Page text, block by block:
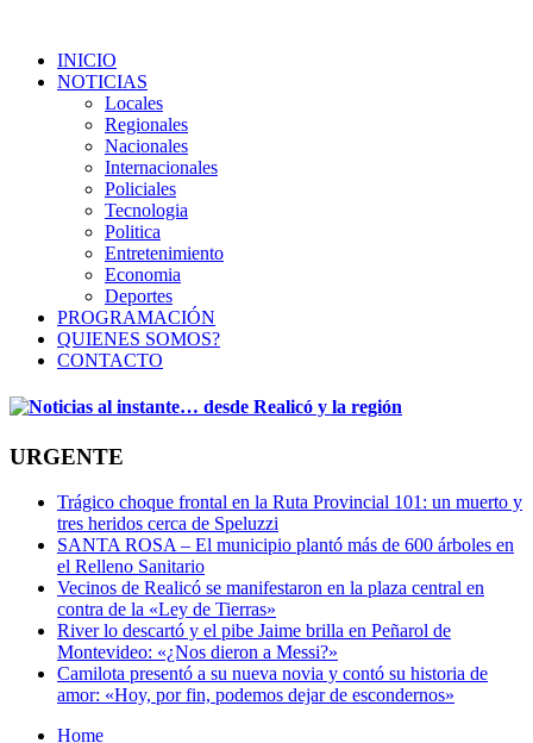
INICIO
NOTICIAS
Locales
Regionales
Nacionales
Internacionales
Policiales
Tecnologia
Politica
Entretenimiento
Economia
Deportes
PROGRAMACIÓN
QUIENES SOMOS?
CONTACTO
URGENTE
Trágico choque frontal en la Ruta Provincial 101: un muerto y
tres heridos cerca de Speluzzi
SANTA ROSA – El municipio plantó más de 600 árboles en
el Relleno Sanitario
Vecinos de Realicó se manifestaron en la plaza central en
contra de la «Ley de Tierras»
River lo descartó y el pibe Jaime brilla en Peñarol de
Montevideo: «¿Nos dieron a Messi?»
Camilota presentó a su nueva novia y contó su historia de
amor: «Hoy, por fin, podemos dejar de escondernos»
Home